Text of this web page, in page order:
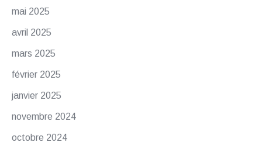
mai 2025
avril 2025
mars 2025
février 2025
janvier 2025
novembre 2024
octobre 2024